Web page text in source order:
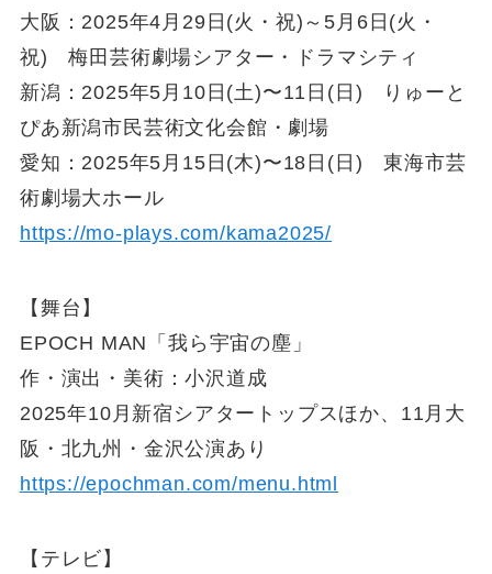
大阪：2025年4月29日(火・祝)～5月6日(火・
祝) 梅田芸術劇場シアター・ドラマシティ
新潟：2025年5月10日(土)〜11日(日) りゅーと
ぴあ新潟市民芸術文化会館・劇場
愛知：2025年5月15日(木)〜18日(日) 東海市芸
術劇場大ホール
https://mo-plays.com/kama2025/
【舞台】
EPOCH MAN「我ら宇宙の塵」
作・演出・美術：小沢道成
2025年10月新宿シアタートップスほか、11月大
阪・北九州・金沢公演あり
https://epochman.com/menu.html
【テレビ】